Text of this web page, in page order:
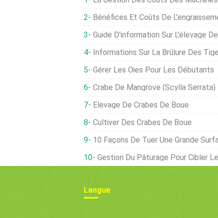
Bénéfices Et Coûts De
Guide D'information Sur L'élevage
Informations Sur La Brûlure Des Tiges Du Bleuet - Gestion De
Gérer Les Oies Pour Les Débutants
Crabe De Mangrove (Scylla Serrata)
Elevage De Crabes De Boue
Cultiver Des Crabes De Boue
10 Façons De Tuer Une Grande Surface De
Gestion Du Pâturage Pour Cibler Les Herbes
Langue